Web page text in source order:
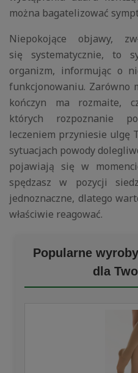
można bagatelizować
Niepokojące objawy,
się systematycznie, to
organizm, informując o
funkcjonowaniu.
kończyn ma rozmaite,
których rozpoznanie
leczeniem przyniesie ulgę
sytuacjach powody
pojawiają się w
spędzasz w pozycji
jednoznaczne, dlatego
właściwie reagować.
Popularne
dla